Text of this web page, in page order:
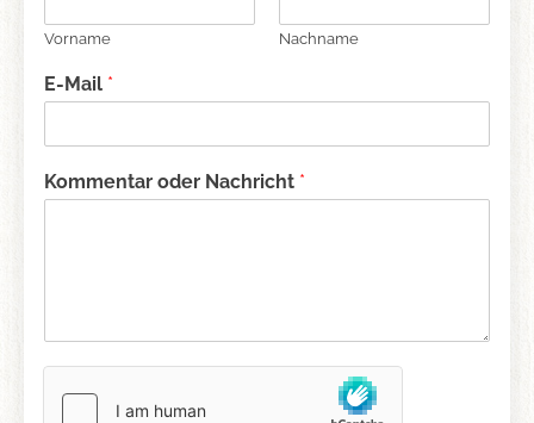
Vorname Nachname
E-Mail *
Kommentar oder Nachricht *